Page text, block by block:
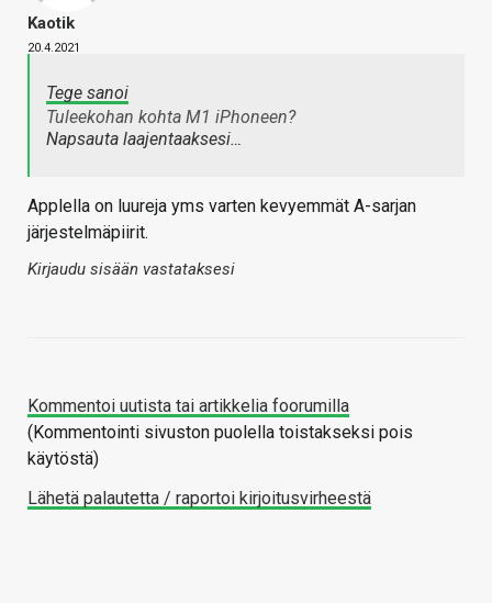
Kaotik
20.4.2021
Tege sanoi
Tuleekohan kohta M1 iPhoneen?
Napsauta laajentaaksesi…
Applella on luureja yms varten kevyemmät A-sarjan
järjestelmäpiirit.
Kirjaudu sisään vastataksesi
Kommentoi uutista tai artikkelia foorumilla
(Kommentointi sivuston puolella toistakseksi pois
käytöstä)
Lähetä palautetta / raportoi kirjoitusvirheestä